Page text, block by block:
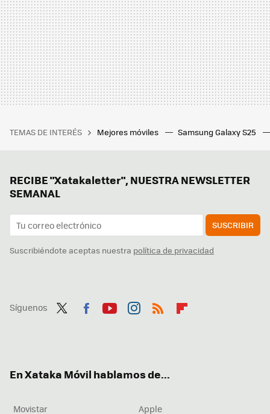
TEMAS DE INTERÉS Mejores móviles Samsung Galaxy S25
RECIBE "Xatakaletter", NUESTRA NEWSLETTER
SEMANAL
SUSCRIBIR
Suscribiéndote aceptas nuestra política de privacidad
Síguenos
En Xataka Móvil hablamos de...
Movistar
Apple